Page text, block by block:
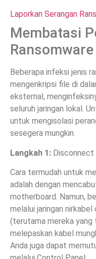
Laporkan Serangan
Membatasi
Beberapa infeksi jenis
mengenkripsi file di
eksternal,
seluruh jaringan lokal.
untuk mengisolasi
sesegera mungkin.
Langkah 1: Disconnect
Cara termudah untuk
adalah dengan
motherboard. Namun,
melalui jaringan
(terutama mereka yang
melepaskan kabel
Anda juga dapat